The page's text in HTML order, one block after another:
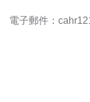
電子郵件：